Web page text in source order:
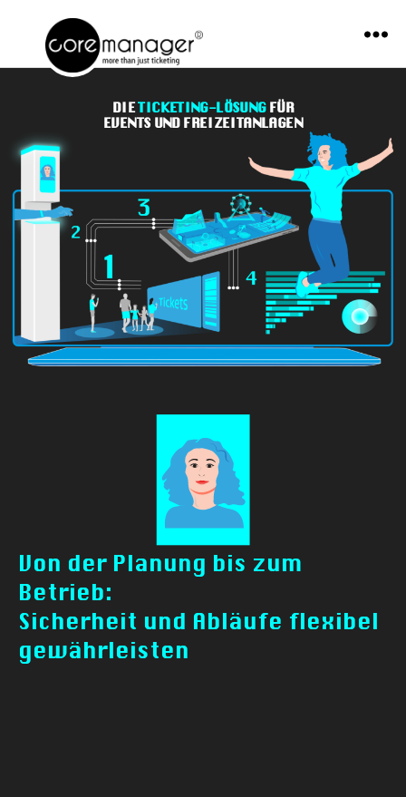
DIETICKETING-LÖSUNGFÜR
EVENTS UND FREIZEITANLAGEN
Von der Planung bis zum
Betrieb:
Sicherheit und Abläufe flexibel
gewährleisten